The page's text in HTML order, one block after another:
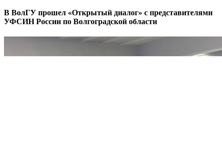
В ВолГУ прошел «Открытый диалог» с представителями
УФСИН России по Волгоградской области